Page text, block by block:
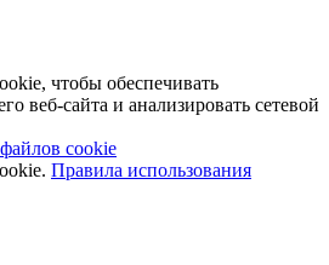
чтобы обеспечивать
веб-сайта и анализировать сетевой
cookie
Правила использования